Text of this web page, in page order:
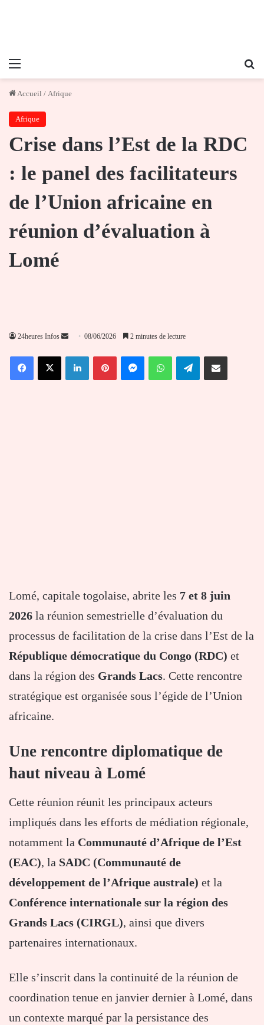
Menu
Accueil / Afrique
Afrique
Crise dans l’Est de la RDC
: le panel des facilitateurs
de l’Union africaine en
réunion d’évaluation à
Lomé
24heures Infos
Envoyer
courriel
08/06/2026 2 minutes de lecture
FacebookX LinkedinPinterestMessengerWhatsAppTelegramPartager par email
Lomé, capitale togolaise, abrite les 7 et 8 juin
2026 la réunion semestrielle d’évaluation du
processus de facilitation de la crise dans l’Est de la
République démocratique du Congo (RDC) et
dans la région des Grands Lacs. Cette rencontre
stratégique est organisée sous l’égide de l’Union
africaine.
Une rencontre diplomatique de
haut niveau à Lomé
Cette réunion réunit les principaux acteurs
impliqués dans les efforts de médiation régionale,
notamment la Communauté d’Afrique de l’Est
(EAC), la SADC (Communauté de
développement de l’Afrique australe) et la
Conférence internationale sur la région des
Grands Lacs (CIRGL), ainsi que divers
partenaires internationaux.
Elle s’inscrit dans la continuité de la réunion de
coordination tenue en janvier dernier à Lomé, dans
un contexte marqué par la persistance des